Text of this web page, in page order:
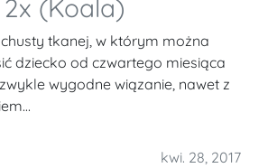
(Koala)
tkanej, w którym można
dziecko od czwartego miesiąca
wygodne wiązanie, nawet z
kwi. 28, 2017